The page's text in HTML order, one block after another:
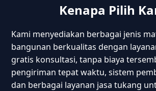
Kenapa Pilih
Kami menyediakan berbagai jenis
bangunan berkualitas dengan
gratis konsultasi, tanpa biaya
pengiriman tepat waktu, sistem
dan berbagai layanan jasa tukang